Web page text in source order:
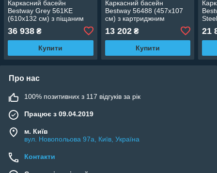
Каркасний басейн
Bestway Grey 561KE
(610х132 см) з піщаним
драбиною
36 938 ₴
Купити
Каркасний басейн
Bestway 56488 (457х107
см) з картриджним
драбиною
13 202₴
Купити
21
Про нас
100% позитивних з 117 відгуків за рік
Працює з 09.04.2019
м. Київ
вул. Новопольова 97а, Київ, Україна
Контакти